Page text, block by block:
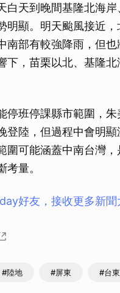
白天到晚間基隆北海
明顯。明天颱風接近
南部有較強降雨，但也
下，苗栗以北、基隆
停班停課縣市範圍，
登陸，但過程中會明顯
圍可能涵蓋中南台灣
考量。
好友，接收更多新聞
#陸地 #屏東 #台東